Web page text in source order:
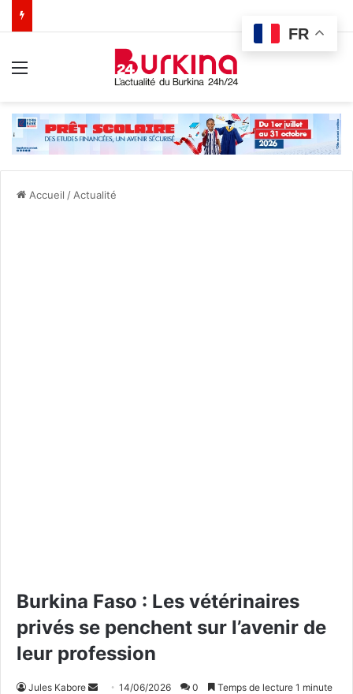
Accueil / Actualité
Burkina Faso : Les vétérinaires
privés se penchent sur l’avenir de
leur profession
Jules Kabore 14/06/2026 0 Temps de lecture 1 minute
FR